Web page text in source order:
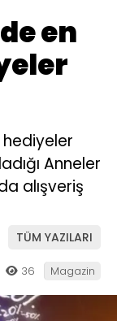
en
hediyeler
Anneler
alışveriş
TÜM YAZILARI
36 Magazin